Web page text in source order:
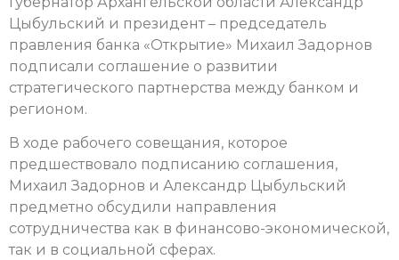
Цыбульский и президент – председатель
правления банка «Открытие» Михаил Задорнов
подписали соглашение о развитии
стратегического партнерства между банком и
регионом.
В ходе рабочего совещания, которое
предшествовало подписанию соглашения,
Михаил Задорнов и Александр Цыбульский
предметно обсудили направления
сотрудничества как в финансово-экономической,
так и в социальной сферах.